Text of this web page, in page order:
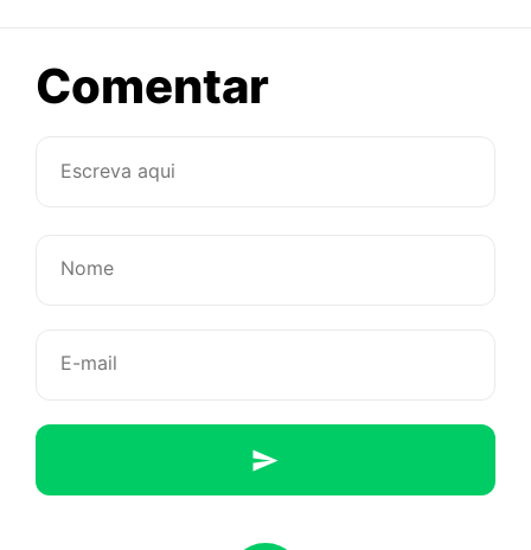
Comentarsobre